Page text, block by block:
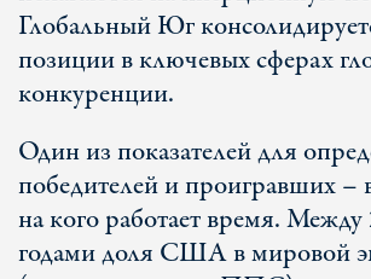
Глобальный Юг
позиции в ключевых сферах
конкуренции.
Один из показателей для
победителей и проигравших –
на кого работает время.
годами доля США в мировой